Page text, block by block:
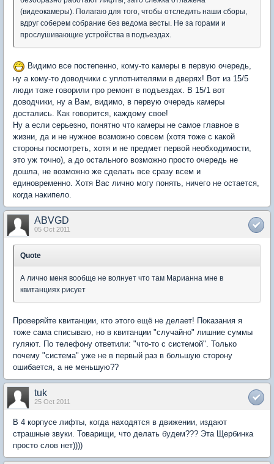
(видеокамеры). Полагаю для того, чтобы отследить наши сборы,
вдруг соберем собрание без ведома весты. Не за горами и
прослушивающие устройства в подъездах.
Видимо все постепенно, кому-то камеры в первую очередь,
ну а кому-то доводчики с уплотнителями в дверях! Вот из 15/5
люди тоже говорили про ремонт в подъездах. В 15/1 вот
доводчики, ну а Вам, видимо, в первую очередь камеры
достались. Как говорится, каждому свое!
Ну а если серьезно, понятно что камеры не самое главное в
жизни, да и не нужное возможно совсем (хотя тоже с какой
стороны посмотреть, хотя и не предмет первой необходимости,
это уж точно), а до остального возможно просто очередь не
дошла, не возможно же сделать все сразу всем и
единовременно. Хотя Вас лично могу понять, ничего не остается,
когда накипело.
ABVGD
05 Oct 2011
Quote
А лично меня вообще не волнует что там Марианна мне в
квитанциях рисует
Проверяйте квитанции, кто этого ещё не делает! Показания я
тоже сама списываю, но в квитанции "случайно" лишние суммы
гуляют. По телефону ответили: "что-то с системой". Только
почему "система" уже не в первый раз в большую сторону
ошибается, а не меньшую??
tuk
25 Oct 2011
В 4 корпусе лифты, когда находятся в движении, издают
страшные звуки. Товарищи, что делать будем??? Эта Щербинка
просто слов нет))))